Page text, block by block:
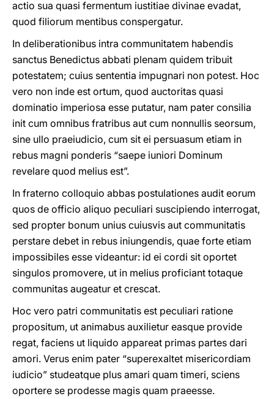
actio sua quasi fermentum iustitiae divinae evadat,
quod filiorum mentibus conspergatur.
In deliberationibus intra communitatem habendis
sanctus Benedictus abbati plenam quidem tribuit
potestatem; cuius sententia impugnari non potest. Hoc
vero non inde est ortum, quod auctoritas quasi
dominatio imperiosa esse putatur, nam pater consilia
init cum omnibus fratribus aut cum nonnullis seorsum,
sine ullo praeiudicio, cum sit ei persuasum etiam in
rebus magni ponderis “saepe iuniori Dominum
revelare quod melius est”.
In fraterno colloquio abbas postulationes audit eorum
quos de officio aliquo peculiari suscipiendo interrogat,
sed propter bonum unius cuiusvis aut communitatis
perstare debet in rebus iniungendis, quae forte etiam
impossibiles esse videantur: id ei cordi sit oportet
singulos promovere, ut in melius proficiant totaque
communitas augeatur et crescat.
Hoc vero patri communitatis est peculiari ratione
propositum, ut animabus auxilietur easque provide
regat, faciens ut liquido appareat primas partes dari
amori. Verus enim pater “superexaltet misericordiam
iudicio” studeatque plus amari quam timeri, sciens
oportere se prodesse magis quam praeesse.